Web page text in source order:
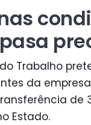
Trabalho
da
de
Estado.